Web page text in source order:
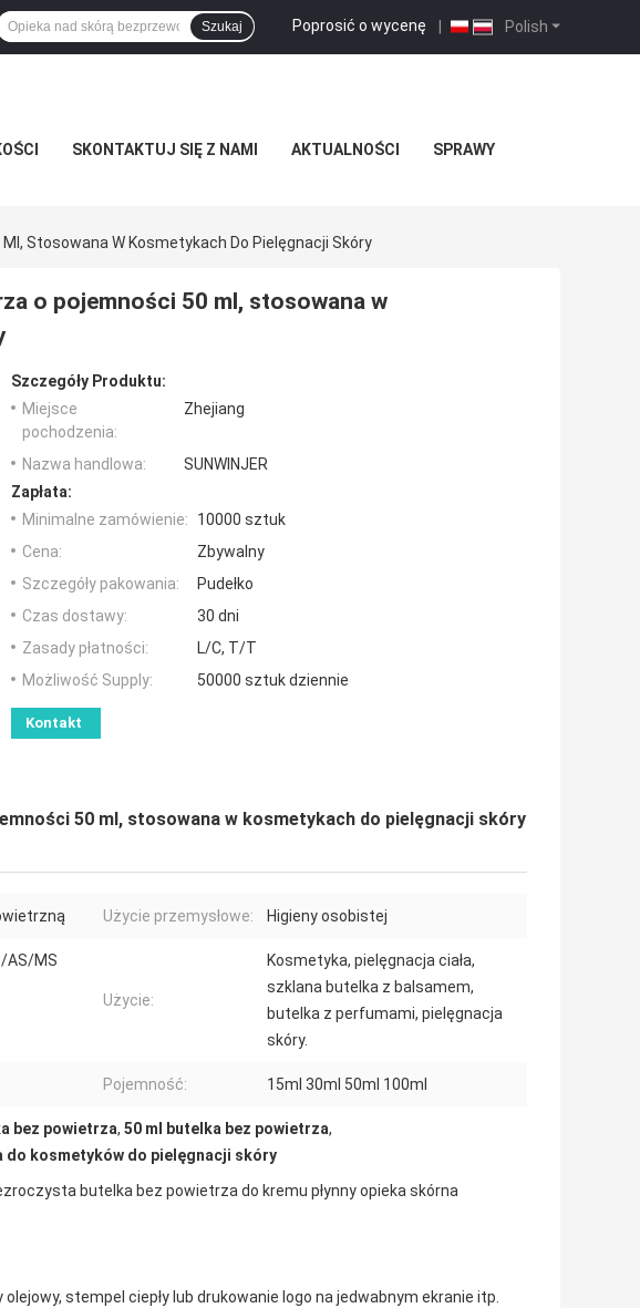
Polish
Poprosić o wycenę |
Szukaj
SKONTAKTUJ SIĘ Z NAMI AKTUALNOŚCI SPRAWY
Stosowana W Kosmetykach Do Pielęgnacji Skóry
o pojemności 50 ml, stosowana w
Szczegóły Produktu:
Miejsce
pochodzenia:
Zhejiang
Nazwa handlowa:
SUNWINJER
Zapłata:
Minimalne zamówienie:
10000 sztuk
Cena:
Zbywalny
Szczegóły pakowania:
Pudełko
Czas dostawy:
30 dni
Zasady płatności:
L/C, T/T
Możliwość Supply:
50000 sztuk dziennie
Kontakt
50 ml, stosowana w kosmetykach do pielęgnacji skóry
Użycie przemysłowe: Higieny osobistej
AS/MS
Użycie:
Kosmetyka, pielęgnacja ciała,
szklana butelka z balsamem,
butelka z perfumami, pielęgnacja
skóry.
Pojemność: 15ml 30ml 50ml 100ml
bez powietrza, 50 ml butelka bez powietrza,
do kosmetyków do pielęgnacji skóry
butelka bez powietrza do kremu płynny opieka skórna
stempel ciepły lub drukowanie logo na jedwabnym ekranie itp.